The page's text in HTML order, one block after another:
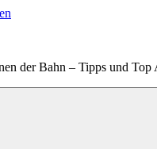
der Bahn – Tipps und Top